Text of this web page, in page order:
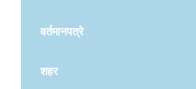
वर्तमानपत्रे
शहर